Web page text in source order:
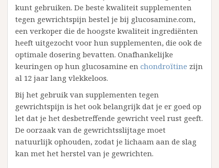
kunt gebruiken. De beste kwaliteit supplementen
tegen gewrichtspijn bestel je bij glucosamine.com,
een verkoper die de hoogste kwaliteit ingrediënten
heeft uitgezocht voor hun supplementen, die ook de
optimale dosering bevatten. Onafhankelijke
keuringen op hun glucosamine en chondroïtine zijn
al 12 jaar lang vlekkeloos.
Bij het gebruik van supplementen tegen
gewrichtspijn is het ook belangrijk dat je er goed op
let dat je het desbetreffende gewricht veel rust geeft.
De oorzaak van de gewrichtsslijtage moet
natuurlijk ophouden, zodat je lichaam aan de slag
kan met het herstel van je gewrichten.